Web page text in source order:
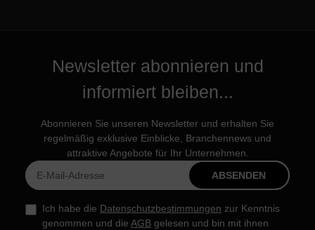
Newsletter abonnieren und
informiert bleiben...
Abonnieren Sie unseren Newsletter und erhalten Sie
regelmäßig exklusive Einblicke, Branchennews und
attraktive Angebote für Ihr Unternehmen.
ABSENDEN
Ich habe die Datenschutzbestimmungen zur Kenntnis
genommen und die AGB gelesen und bin mit ihnen